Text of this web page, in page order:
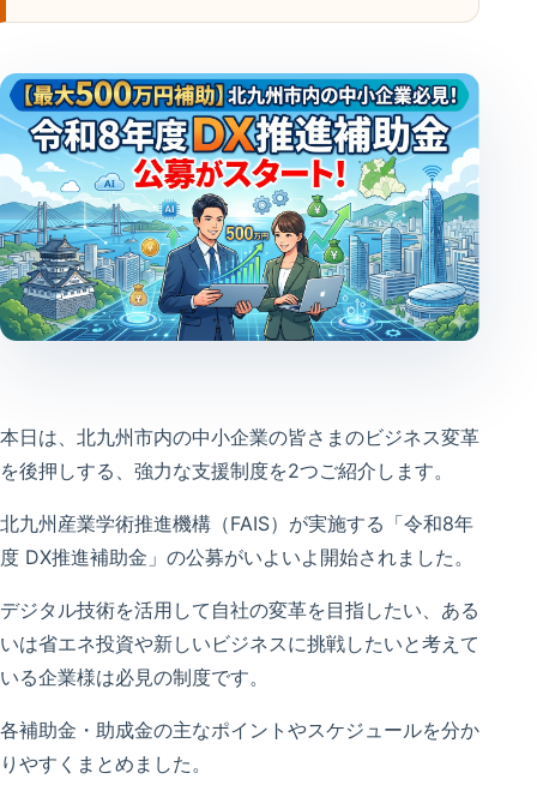
本日は、北九州市内の中小企業の皆さまのビジネス変革
を後押しする、強力な支援制度を2つご紹介します。
北九州産業学術推進機構（FAIS）が実施する「令和8年
度 DX推進補助金」の公募がいよいよ開始されました。
デジタル技術を活用して自社の変革を目指したい、ある
いは省エネ投資や新しいビジネスに挑戦したいと考えて
いる企業様は必見の制度です。
各補助金・助成金の主なポイントやスケジュールを分か
りやすくまとめました。